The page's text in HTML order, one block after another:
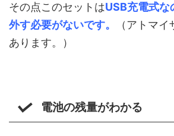
その点このセットはUSB充電式な
外す必要がないです。
（アトマ
あります。）
電池の残量がわかる